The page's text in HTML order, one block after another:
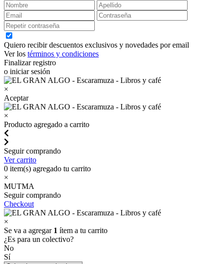
Quiero recibir descuentos exclusivos y novedades por email
Ver los términos y condiciones
Finalizar registro
o iniciar sesión
×
Aceptar
×
Producto agregado a carrito
Seguir comprando
Ver carrito
0 item(s) agregado tu carrito
×
MUTMA
Seguir comprando
Checkout
×
Se va a agregar 1 ítem a tu carrito
¿Es para un colectivo?
No
Sí